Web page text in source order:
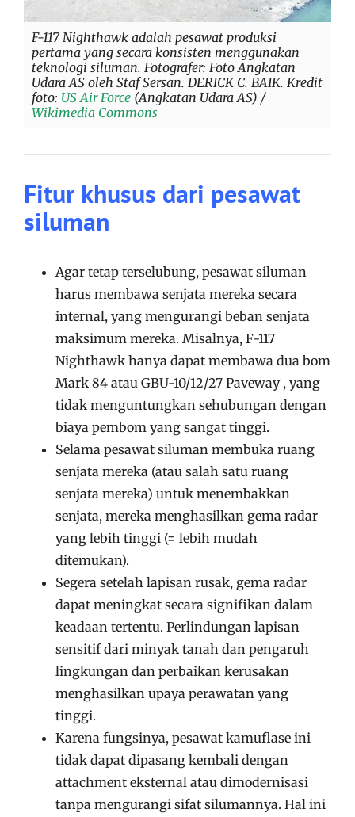
F-117 Nighthawk adalah pesawat produksi
pertama yang secara konsisten menggunakan
teknologi siluman. Fotografer: Foto Angkatan
Udara AS oleh Staf Sersan. DERICK C. BAIK. Kredit
foto: US Air Force (Angkatan Udara AS) /
Wikimedia Commons
Fitur khusus dari pesawat
siluman
Agar tetap terselubung, pesawat siluman
harus membawa senjata mereka secara
internal, yang mengurangi beban senjata
maksimum mereka. Misalnya, F-117
Nighthawk hanya dapat membawa dua bom
Mark 84 atau GBU-10/12/27 Paveway , yang
tidak menguntungkan sehubungan dengan
biaya pembom yang sangat tinggi.
Selama pesawat siluman membuka ruang
senjata mereka (atau salah satu ruang
senjata mereka) untuk menembakkan
senjata, mereka menghasilkan gema radar
yang lebih tinggi (= lebih mudah
ditemukan).
Segera setelah lapisan rusak, gema radar
dapat meningkat secara signifikan dalam
keadaan tertentu. Perlindungan lapisan
sensitif dari minyak tanah dan pengaruh
lingkungan dan perbaikan kerusakan
menghasilkan upaya perawatan yang
tinggi.
Karena fungsinya, pesawat kamuflase ini
tidak dapat dipasang kembali dengan
attachment eksternal atau dimodernisasi
tanpa mengurangi sifat silumannya. Hal ini